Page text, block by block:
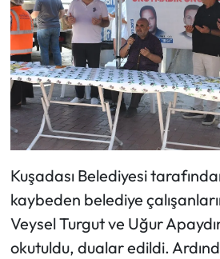
Kuşadası Belediyesi
kaybeden belediye
Veysel Turgut ve Uğur
okutuldu, dualar edildi.